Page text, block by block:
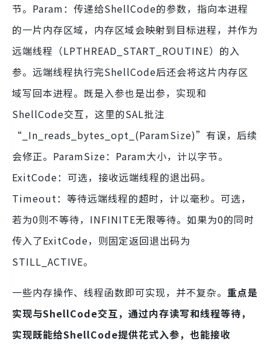
节。Param：传递给ShellCode的参数，指向本进程
的一片内存区域，内存区域会映射到目标进程，并作为
远端线程（LPTHREAD_START_ROUTINE）的入
参。远端线程执行完ShellCode后还会将这片内存区
域写回本进程。既是入参也是出参，实现和
ShellCode交互，这里的SAL批注
“_In_reads_bytes_opt_(ParamSize)”有误，后续
会修正。ParamSize：Param大小，计以字节。
ExitCode：可选，接收远端线程的退出码。
Timeout：等待远端线程的超时，计以毫秒。可选，
若为0则不等待，INFINITE无限等待。如果为0的同时
传入了ExitCode，则固定返回退出码为
STILL_ACTIVE。
一些内存操作、线程函数即可实现，并不复杂。 重点是
实现与ShellCode交互，通过内存读写和线程等待，
实现既能给ShellCode提供花式入参，也能接收